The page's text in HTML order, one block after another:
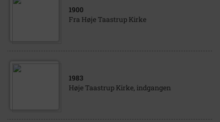
1900
Fra Høje Taastrup Kirke
1983
Høje Taastrup Kirke, indgangen